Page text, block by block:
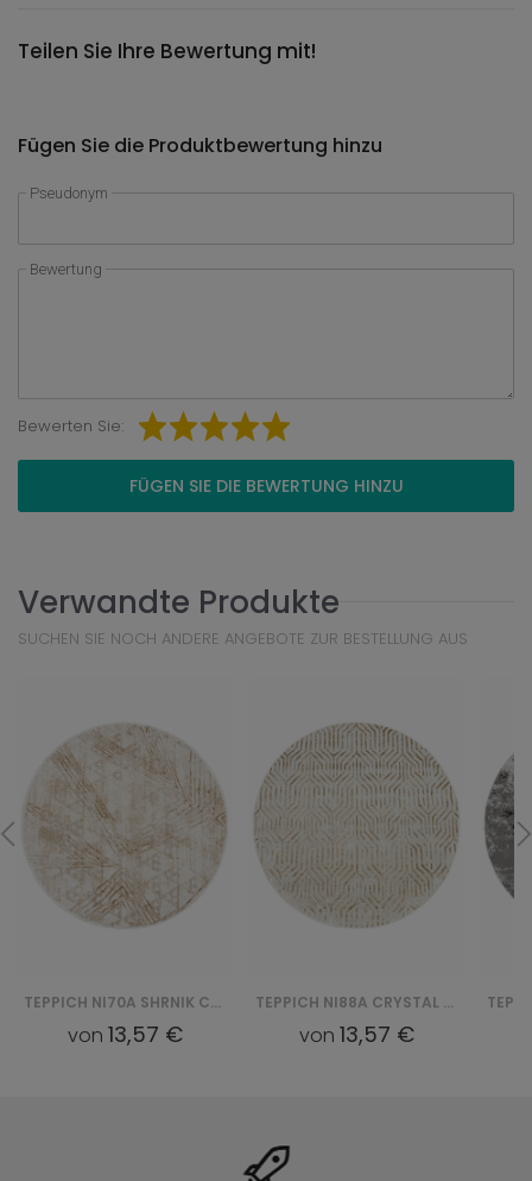
Teilen Sie Ihre Bewertung mit!
Fügen Sie die Produktbewertung hinzu
Pseudonym
Bewertung
Bewerten Sie:
FÜGEN SIE DIE BEWERTUNG HINZU
Verwandte Produkte
SUCHEN SIE NOCH ANDERE ANGEBOTE ZUR BESTELLUNG AUS
TEPPICH NI70A SHRNIK CRYSTAL HBC - KREMOWY
von 13,57 €
TEPPICH NI88A CRYSTAL GYU - BRĄZOWY
von 13,57 €